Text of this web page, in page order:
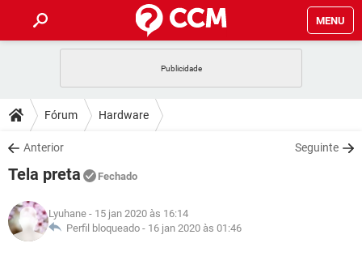
MENU
CELULAR
OUTLOOK
INSTAGRAM
GUIA DE COMPRAS
DICAS
JOGOS
INSTAGRAM
GUIA DE COMPRAS
DOWNLOADS
JOGOS
CELULAR
OUTLOOK EXCEL
FÓRUM
JOGOS
CELULAR
GLOSSÁRIO
Fórum Hardware
Anterior Seguinte
Tela preta Fechado
Lyuhane - 15 jan 2020 às 16:14
Perfil bloqueado - 16 jan 2020 às 01:46